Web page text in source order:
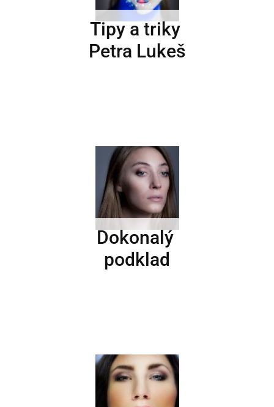
Tipy a triky
Petra Lukeš
Dokonalý
podklad